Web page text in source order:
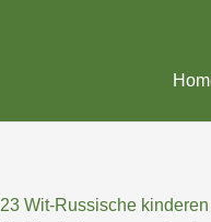
23 Wit-Russische